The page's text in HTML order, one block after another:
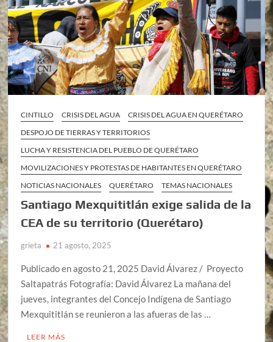
CINTILLO CRISIS DEL AGUA
CRISIS DEL AGUA EN QUERÉTARO
DESPOJO DE TIERRAS Y TERRITORIOS
LUCHA Y RESISTENCIA DEL PUEBLO DE QUERÉTARO
MOVILIZACIONES Y PROTESTAS DE HABITANTES EN QUERÉTARO
NOTICIAS NACIONALES
QUERÉTARO TEMAS NACIONALES
Santiago Mexquititlán exige salida de la
CEA de su territorio (Querétaro)
grieta 21 agosto, 2025
Publicado en agosto 21, 2025 David Álvarez / Proyecto
Saltapatrás Fotografía: David Álvarez La mañana del
jueves, integrantes del Concejo Indígena de Santiago
Mexquititlán se reunieron a las afueras de las …
LEER MÁS